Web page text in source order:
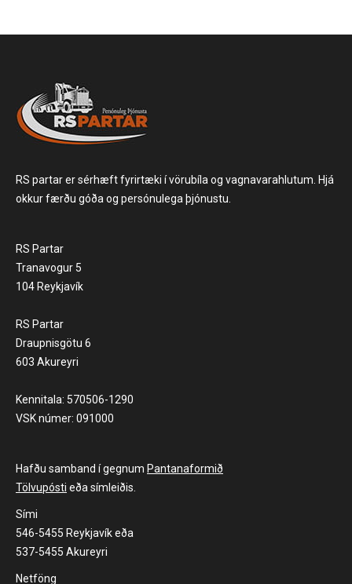
RS partar er sérhæft fyrirtæki í vörubíla og vagnavarahlutum. Hjá
okkur færðu góða og persónulega þjónustu.
RS Partar
Tranavogur 5
104 Reykjavík
RS Partar
Draupnisgötu 6
603 Akureyri
Kennitala: 570506-1290
VSK númer: 091000
Hafðu samband í gegnum Pantanaformið
Tölvupósti eða símleiðis.
Sími
546-5455 Reykjavík eða
537-5455 Akureyri
Netföng